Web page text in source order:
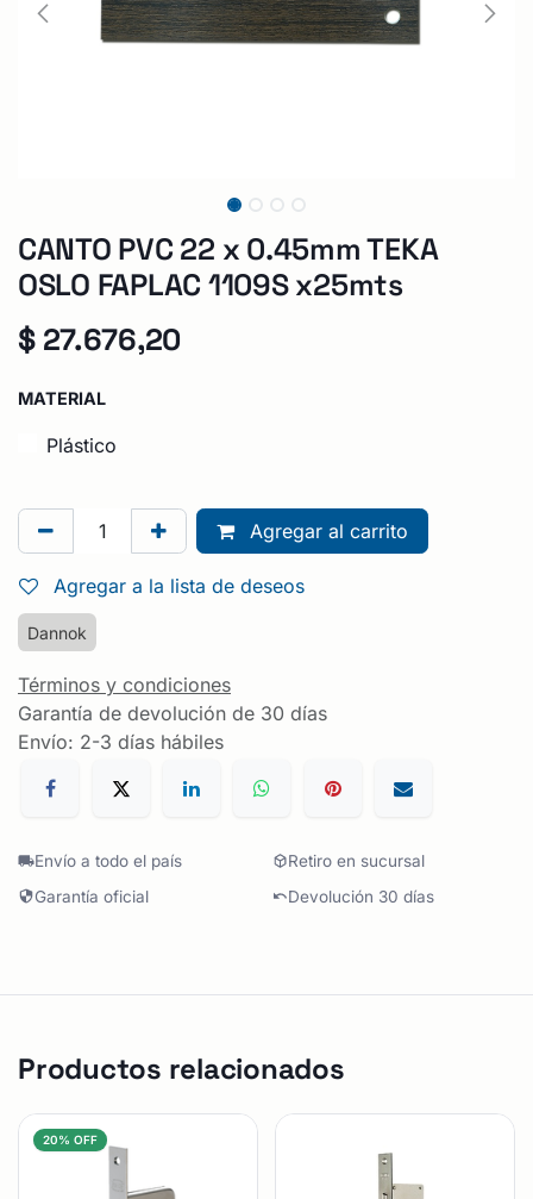
CANTO PVC 22 x 0.45mm TEKA
OSLO FAPLAC 1109S x25mts
$ 27.676,20
MATERIAL
Plástico
Agregar al carrito
Agregar a la lista de deseos
Dannok
Términos y condiciones
Garantía de devolución de 30 días
Envío: 2-3 días hábiles
Envío a todo el país
Retiro en sucursal
Garantía oficial
Devolución 30 días
Productos relacionados
20% OFF